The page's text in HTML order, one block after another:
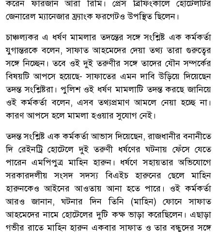
করেন ফারজান আরা রিমি। প্রেস ব্রিফিংকালে হোটেলটির
জেনারেল ম্যানেজার ফ্র্যাংক ফরগেটও উপস্থিত ছিলেন।
চাঞ্চল্যকর এ ধর্ষণ মামলার তদন্তের সঙ্গে সংশ্লিষ্ট এক কর্মকর্তা
যুগান্তরকে বলেন, সাফাত আহমেদের দেয়া তথ্য তারা গুরুত্বের
সঙ্গে নিচ্ছেন। তবে ওই দুই তরুণীর সঙ্গে তাদের যৌন সম্পর্কের
বিষয়টি আপসে হয়েছে- সাফাতের এমন দাবি উড়িয়ে দিয়েছেন
তদন্ত সংশ্লিষ্টরা। পুলিশ ওই ধর্ষণ মামলাটি তদন্ত করছে জানিয়ে
ওই কর্মকর্তা বলেন, এসব তথ্যপ্রমাণ আমলে নেয়া হচ্ছে না।
কারণ আপসে হলে মামলা হওয়ার সুযোগ নেই।
তদন্ত সংশ্লিষ্ট এক কর্মকর্তা আভাস দিয়েছেন, রাজধানীর বনানীতে
দি রেইনট্রি হোটেলে দুই তরুণী ধর্ষণের ঘটনায় ফেঁসে যেতে
পারেন এমপিপুত্র মাহিন হারুন। ধর্ষণে সহায়তার অভিযোগে
সরকারদলীয় সংসদ সদস্য বিএইচ হারুনের ছেলে মাহিন
হারুনকেও আইনের আওতায় আনা হতে পারে। ওই কর্মকর্তা
আরও জানান, ঘটনার দিন তিনি (মাহিন) ফোনে সাফাত
আহমেদের নামে হোটেলের দুটি কক্ষ ভাড়া করেছিলেন। এছাড়া
গভীর রাতে মাহিন হারুন একবার সাফাত ও তার বন্ধুদের সঙ্গে